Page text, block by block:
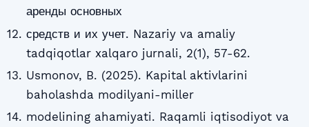
аренды основных
средств и их учет. Nazariy va amaliy
tadqiqotlar xalqaro jurnali, 2(1), 57-62.
Usmonov, B. (2025). Kapital aktivlarini
baholashda modilyani-miller
modelining ahamiyati. Raqamli iqtisodiyot va